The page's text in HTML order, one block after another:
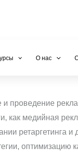
О нас
проведение
медийная